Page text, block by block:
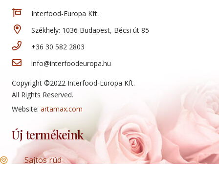
Interfood-Europa Kft.
Székhely: 1036 Budapest, Bécsi út 85
+36 30 582 2803
info@interfoodeuropa.hu
Copyright ©2022 Interfood-Europa Kft.
All Rights Reserved.
Website: artamax.com
Új termékeink
Sajtos rúd